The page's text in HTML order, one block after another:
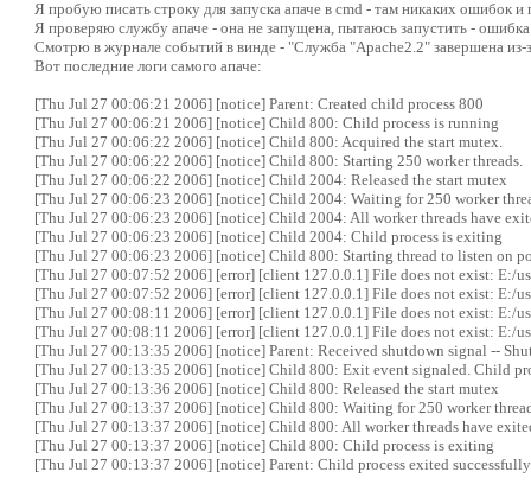
Я пробую писать строку для запуска апаче в cmd - там никаких ошибок
Я проверяю службу апаче - она не запущена, пытаюсь запустить -
Смотрю в журнале событий в винде - "Служба "Apache2.2" завершена
Вот последние логи самого апаче:
[Thu Jul 27 00:06:21 2006] [notice] Parent: Created child process 800
[Thu Jul 27 00:06:21 2006] [notice] Child 800: Child process is running
[Thu Jul 27 00:06:22 2006] [notice] Child 800: Acquired the start mutex.
[Thu Jul 27 00:06:22 2006] [notice] Child 800: Starting 250 worker threads.
[Thu Jul 27 00:06:22 2006] [notice] Child 2004: Released the start mutex
[Thu Jul 27 00:06:23 2006] [notice] Child 2004: Waiting for 250 worker
[Thu Jul 27 00:06:23 2006] [notice] Child 2004: All worker threads have
[Thu Jul 27 00:06:23 2006] [notice] Child 2004: Child process is exiting
[Thu Jul 27 00:06:23 2006] [notice] Child 800: Starting thread to listen on
[Thu Jul 27 00:07:52 2006] [error] [client 127.0.0.1] File does not exist: E:/
[Thu Jul 27 00:07:52 2006] [error] [client 127.0.0.1] File does not exist: E:/
[Thu Jul 27 00:08:11 2006] [error] [client 127.0.0.1] File does not exist: E:/
[Thu Jul 27 00:08:11 2006] [error] [client 127.0.0.1] File does not exist: E:/
[Thu Jul 27 00:13:35 2006] [notice] Parent: Received shutdown signal --
[Thu Jul 27 00:13:35 2006] [notice] Child 800: Exit event signaled. Child
[Thu Jul 27 00:13:36 2006] [notice] Child 800: Released the start mutex
[Thu Jul 27 00:13:37 2006] [notice] Child 800: Waiting for 250 worker
[Thu Jul 27 00:13:37 2006] [notice] Child 800: All worker threads have
[Thu Jul 27 00:13:37 2006] [notice] Child 800: Child process is exiting
[Thu Jul 27 00:13:37 2006] [notice] Parent: Child process exited